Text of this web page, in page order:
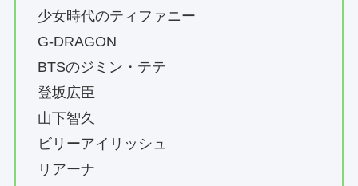
少女時代のティファニー
G-DRAGON
BTSのジミン・テテ
登坂広臣
山下智久
ビリーアイリッシュ
リアーナ